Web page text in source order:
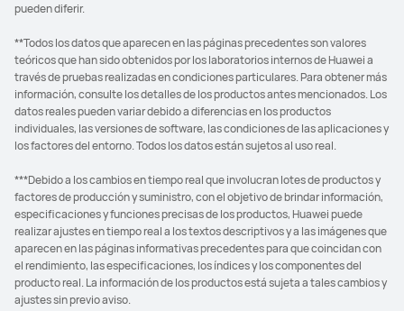
pueden diferir.
**Todos los datos que aparecen en las páginas precedentes son valores
teóricos que han sido obtenidos por los laboratorios internos de Huawei a
través de pruebas realizadas en condiciones particulares. Para obtener más
información, consulte los detalles de los productos antes mencionados. Los
datos reales pueden variar debido a diferencias en los productos
individuales, las versiones de software, las condiciones de las aplicaciones y
los factores del entorno. Todos los datos están sujetos al uso real.
***Debido a los cambios en tiempo real que involucran lotes de productos y
factores de producción y suministro, con el objetivo de brindar información,
especificaciones y funciones precisas de los productos, Huawei puede
realizar ajustes en tiempo real a los textos descriptivos y a las imágenes que
aparecen en las páginas informativas precedentes para que coincidan con
el rendimiento, las especificaciones, los índices y los componentes del
producto real. La información de los productos está sujeta a tales cambios y
ajustes sin previo aviso.